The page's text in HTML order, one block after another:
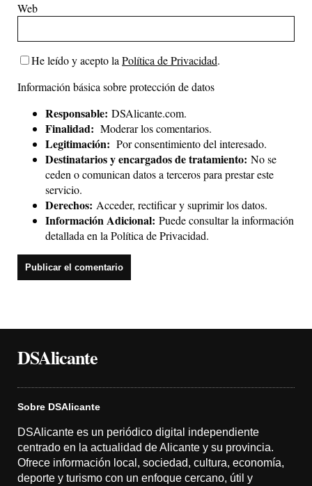
Web
He leído y acepto laPolítica de Privacidad.
Información básica sobre protección de datos
Responsable: DSAlicante.com.
Finalidad: Moderar los comentarios.
Legitimación: Por consentimiento del interesado.
Destinatarios y encargados de tratamiento: No se
ceden o comunican datos a terceros para prestar este
servicio.
Derechos: Acceder, rectificar y suprimir los datos.
Información Adicional: Puede consultar la información
detallada en laPolítica de Privacidad.
DSAlicante
Sobre DSAlicante
DSAlicante es un periódico digital independiente
centrado en la actualidad de Alicante y su provincia.
Ofrece información local, sociedad, cultura, economía,
deporte y turismo con un enfoque cercano, útil y